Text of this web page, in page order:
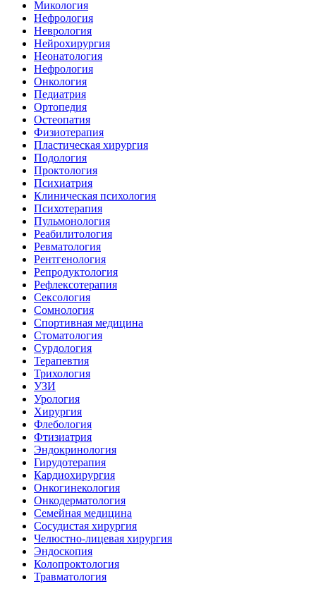
Микология
Нефрология
Неврология
Нейрохирургия
Неонатология
Нефрология
Онкология
Педиатрия
Ортопедия
Остеопатия
Физиотерапия
Пластическая хирургия
Подология
Проктология
Психиатрия
Клиническая психология
Психотерапия
Пульмонология
Реабилитология
Ревматология
Рентгенология
Репродуктология
Рефлексотерапия
Сексология
Сомнология
Спортивная медицина
Стоматология
Сурдология
Терапевтия
Трихология
УЗИ
Урология
Хирургия
Флебология
Фтизиатрия
Эндокринология
Гирудотерапия
Кардиохирургия
Онкогинекология
Онкодерматология
Семейная медицина
Сосудистая хирургия
Челюстно-лицевая хирургия
Эндоскопия
Колопроктология
Травматология